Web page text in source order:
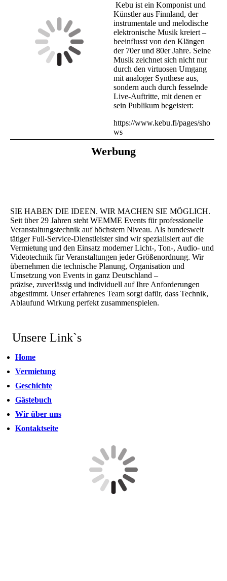
Kebu ist ein Komponist und
Künstler aus Finnland, der
instrumentale und melodische
elektronische Musik kreiert –
beeinflusst von den Klängen
der 70er und 80er Jahre. Seine
Musik zeichnet sich nicht nur
durch den virtuosen Umgang
mit analoger Synthese aus,
sondern auch durch fesselnde
Live-Auftritte, mit denen er
sein Publikum begeistert:
https://www.kebu.fi/pages/sho
ws
Werbung
SIE HABEN DIE IDEEN. WIR MACHEN SIE MÖGLICH.
Seit über 29 Jahren steht WEMME Events für professionelle
Veranstaltungstechnik auf höchstem Niveau. Als bundesweit
tätiger Full-Service-Dienstleister sind wir spezialisiert auf die
Vermietung und den Einsatz moderner Licht-, Ton-, Audio- und
Videotechnik für Veranstaltungen jeder Größenordnung. Wir
übernehmen die technische Planung, Organisation und
Umsetzung von Events in ganz Deutschland –
präzise, zuverlässig und individuell auf Ihre Anforderungen
abgestimmt. Unser erfahrenes Team sorgt dafür, dass Technik,
Ablaufund Wirkung perfekt zusammenspielen.
Unsere Link`s
Home
Vermietung
Geschichte
Gästebuch
Wir über uns
Kontaktseite